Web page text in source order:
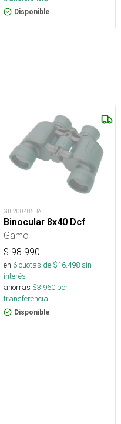
Disponible
GIL200405BA
Binocular 8x40 Dcf
Gamo
$ 98.990
en 6cuotas de $16.498sin
interés
ahorras $3.960 por
transferencia.
Disponible